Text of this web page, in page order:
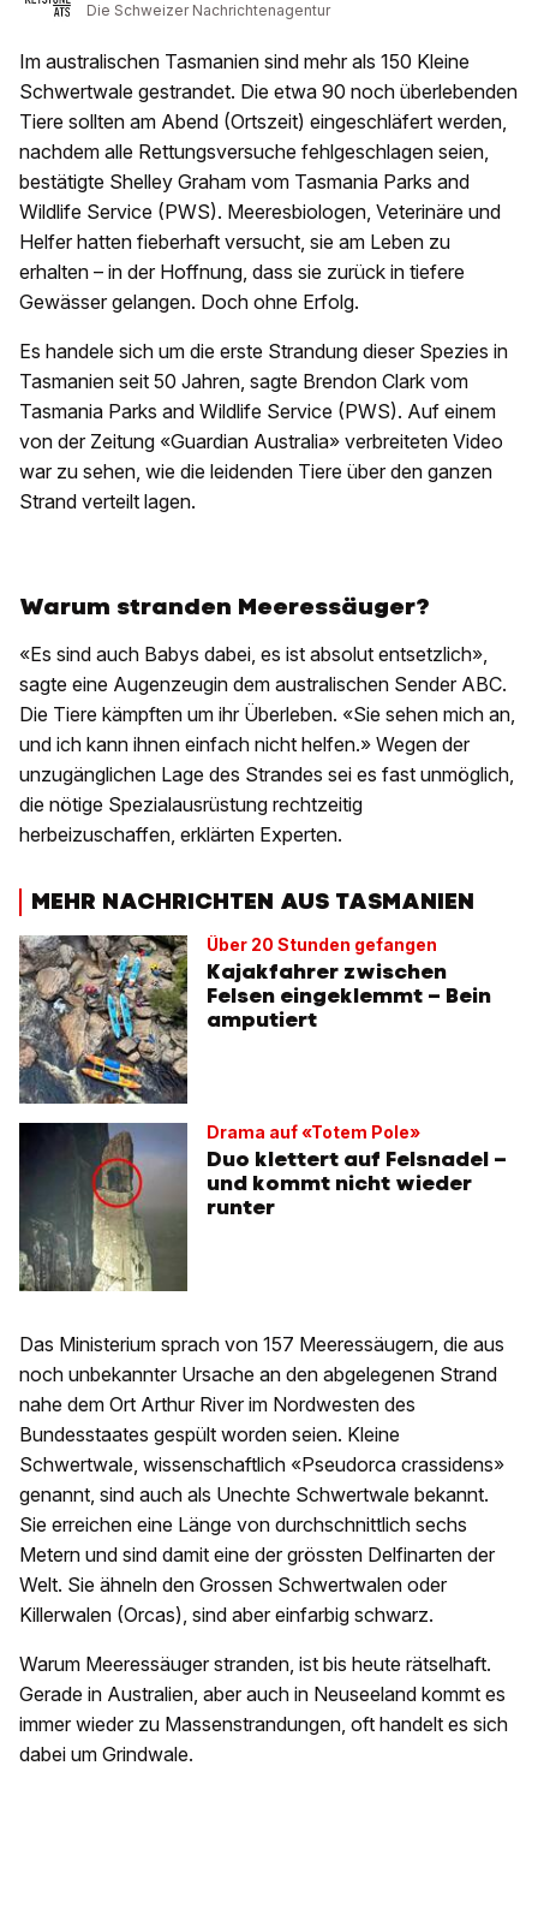
Die Schweizer Nachrichtenagentur
Im australischen Tasmanien sind mehr als 150 Kleine
Schwertwale gestrandet. Die etwa 90 noch überlebenden
Tiere sollten am Abend (Ortszeit) eingeschläfert werden,
nachdem alle Rettungsversuche fehlgeschlagen seien,
bestätigte Shelley Graham vom Tasmania Parks and
Wildlife Service (PWS). Meeresbiologen, Veterinäre und
Helfer hatten fieberhaft versucht, sie am Leben zu
erhalten – in der Hoffnung, dass sie zurück in tiefere
Gewässer gelangen. Doch ohne Erfolg.
Es handele sich um die erste Strandung dieser Spezies in
Tasmanien seit 50 Jahren, sagte Brendon Clark vom
Tasmania Parks and Wildlife Service (PWS). Auf einem
von der Zeitung «Guardian Australia» verbreiteten Video
war zu sehen, wie die leidenden Tiere über den ganzen
Strand verteilt lagen.
Warum stranden Meeressäuger?
«Es sind auch Babys dabei, es ist absolut entsetzlich»,
sagte eine Augenzeugin dem australischen Sender ABC.
Die Tiere kämpften um ihr Überleben. «Sie sehen mich an,
und ich kann ihnen einfach nicht helfen.» Wegen der
unzugänglichen Lage des Strandes sei es fast unmöglich,
die nötige Spezialausrüstung rechtzeitig
herbeizuschaffen, erklärten Experten.
MEHR NACHRICHTEN AUS TASMANIEN
Über 20 Stunden gefangen
Kajakfahrer zwischen
Felsen eingeklemmt – Bein
amputiert
Drama auf «Totem Pole»
Duo klettert auf Felsnadel –
und kommt nicht wieder
runter
Das Ministerium sprach von 157 Meeressäugern, die aus
noch unbekannter Ursache an den abgelegenen Strand
nahe dem Ort Arthur River im Nordwesten des
Bundesstaates gespült worden seien. Kleine
Schwertwale, wissenschaftlich «Pseudorca crassidens»
genannt, sind auch als Unechte Schwertwale bekannt.
Sie erreichen eine Länge von durchschnittlich sechs
Metern und sind damit eine der grössten Delfinarten der
Welt. Sie ähneln den Grossen Schwertwalen oder
Killerwalen (Orcas), sind aber einfarbig schwarz.
Warum Meeressäuger stranden, ist bis heute rätselhaft.
Gerade in Australien, aber auch in Neuseeland kommt es
immer wieder zu Massenstrandungen, oft handelt es sich
dabei um Grindwale.